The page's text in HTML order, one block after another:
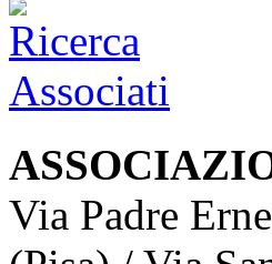
Via Padre